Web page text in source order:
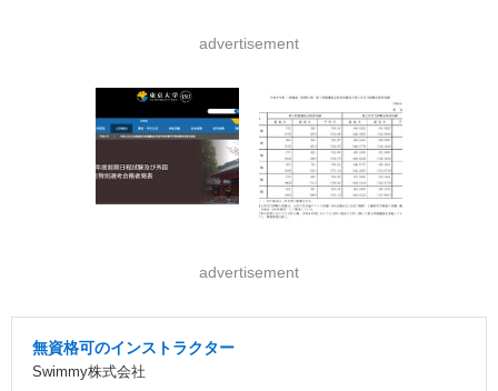
advertisement
advertisement
無資格可のインストラクター
Swimmy株式会社